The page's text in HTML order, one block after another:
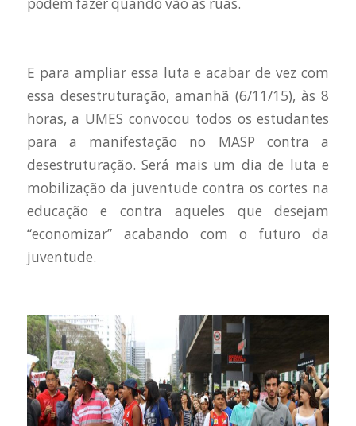
E para ampliar essa luta e acabar de vez com
essa desestruturação, amanhã (6/11/15), às 8
horas, a UMES convocou todos os estudantes
para a manifestação no MASP contra a
desestruturação. Será mais um dia de luta e
mobilização da juventude contra os cortes na
educação e contra aqueles que desejam
“economizar” acabando com o futuro da
juventude.